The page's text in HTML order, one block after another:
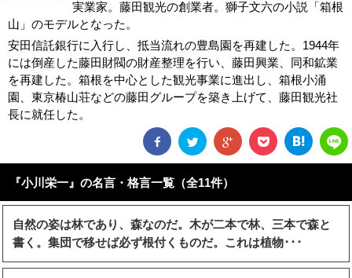
実業家。藤田観光の創業者。獅子文六の小説「箱根
山」のモデルとなった。
安田信託銀行に入行し、抵当流れの豊島園を再建した。1944年
には倒産した藤田財閥の財産整理を行い、藤田興業、同和鉱業
を再建した。箱根を中心とした観光事業に進出し、箱根小涌
園、東京椿山荘などの藤田グループを築き上げて、藤田観光社
長に就任した。
『小川栄一』の名言・格言一覧（全11件）
自然の姿は林であり、森なのだ。木が二本で林、三本で森と
書く。集団で移せば必ず根付くものだ。これは植物･･･